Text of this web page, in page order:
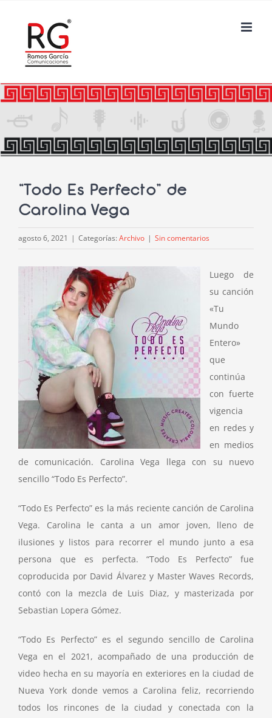
contenido
“Todo Es Perfecto” de
Carolina Vega
agosto 6, 2021 | Categorías: Archivo | Sin comentarios
Luego de
su canción
«Tu
Mundo
Entero»
que
continúa
con fuerte
vigencia
en redes y
en medios
de comunicación. Carolina Vega llega con su nuevo
sencillo “Todo Es Perfecto”.
“Todo Es Perfecto” es la más reciente canción de Carolina
Vega. Carolina le canta a un amor joven, lleno de
ilusiones y listos para recorrer el mundo junto a esa
persona que es perfecta. “Todo Es Perfecto” fue
coproducida por David Álvarez y Master Waves Records,
contó con la mezcla de Luis Diaz, y masterizada por
Sebastian Lopera Gómez.
“Todo Es Perfecto” es el segundo sencillo de Carolina
Vega en el 2021, acompañado de una producción de
video hecha en su mayoría en exteriores en la ciudad de
Nueva York donde vemos a Carolina feliz, recorriendo
todos los rincones de la ciudad y conectada con la